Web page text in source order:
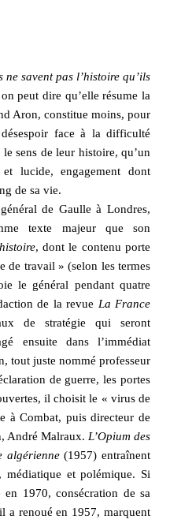
ne savent pas l’histoire qu’ils
peut dire qu’elle résume la
Aron, constitue moins, pour
face à la difficulté
sens de leur histoire, qu’un
lucide, engagement dont
de sa vie.
de Gaulle à Londres,
texte majeur que son
, dont le contenu porte
de travail » (selon les termes
le général pendant quatre
de la revue La France
de stratégie qui seront
ensuite dans l’immédiat
tout juste nommé professeur
de guerre, les portes
il choisit le « virus de
à Combat, puis directeur de
André Malraux. L’Opium des
algérienne(1957) entraînent
et polémique. Si
1970, consécration de sa
a renoué en 1957, marquent